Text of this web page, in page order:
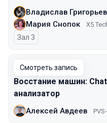
Владислав Григорьев
Мария Снопок X5
Зал 3
Смотреть запись
Восстание машин:
анализатор
Алексей Авдеев